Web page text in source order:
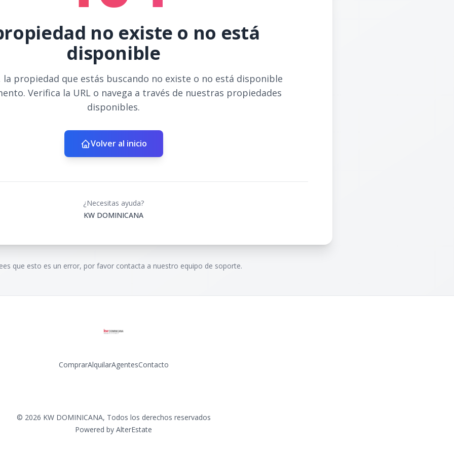
no existe o no está
disponible
propiedad que estás buscando no existe o no está disponible
Verifica la URL o navega a través de nuestras propiedades
disponibles.
Volver al inicio
¿Necesitas ayuda?
KW DOMINICANA
que esto es un error, por favor contacta a nuestro equipo de soporte.
ComprarAlquilarAgentesContacto
© 2026 KW DOMINICANA, Todos los derechos reservados
Powered by AlterEstate